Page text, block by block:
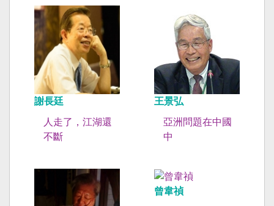
謝長廷
人走了，江湖還
不斷
王景弘
亞洲問題在中國
中
曾韋禎